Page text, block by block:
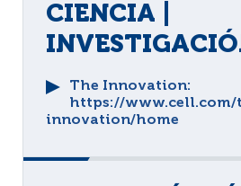
CIENCIA |
The Innovation:
https://www.cell.com/
innovation/home